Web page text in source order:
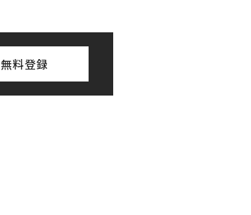
無料登録